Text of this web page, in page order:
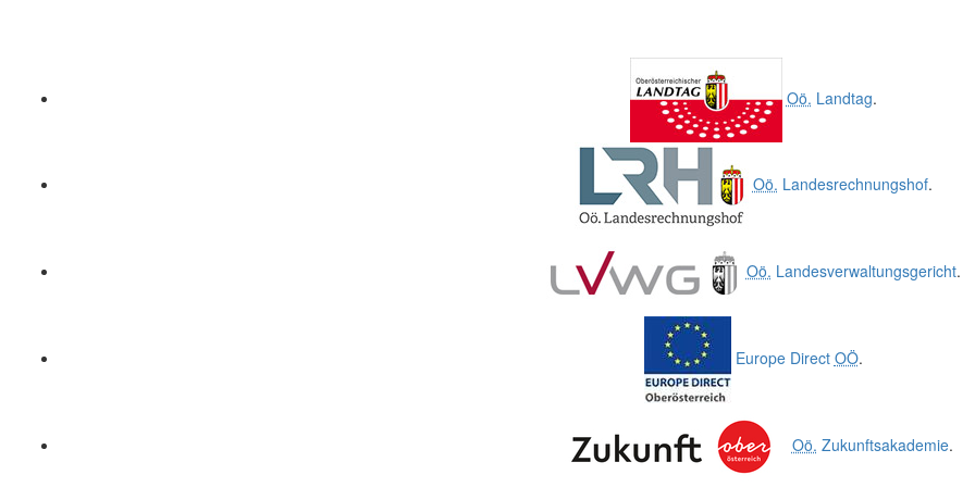
Oö. Landtag.
Oö. Landesrechnungshof.
Oö. Landesverwaltungsgericht.
Europe Direct OÖ.
Oö. Zukunftsakademie.